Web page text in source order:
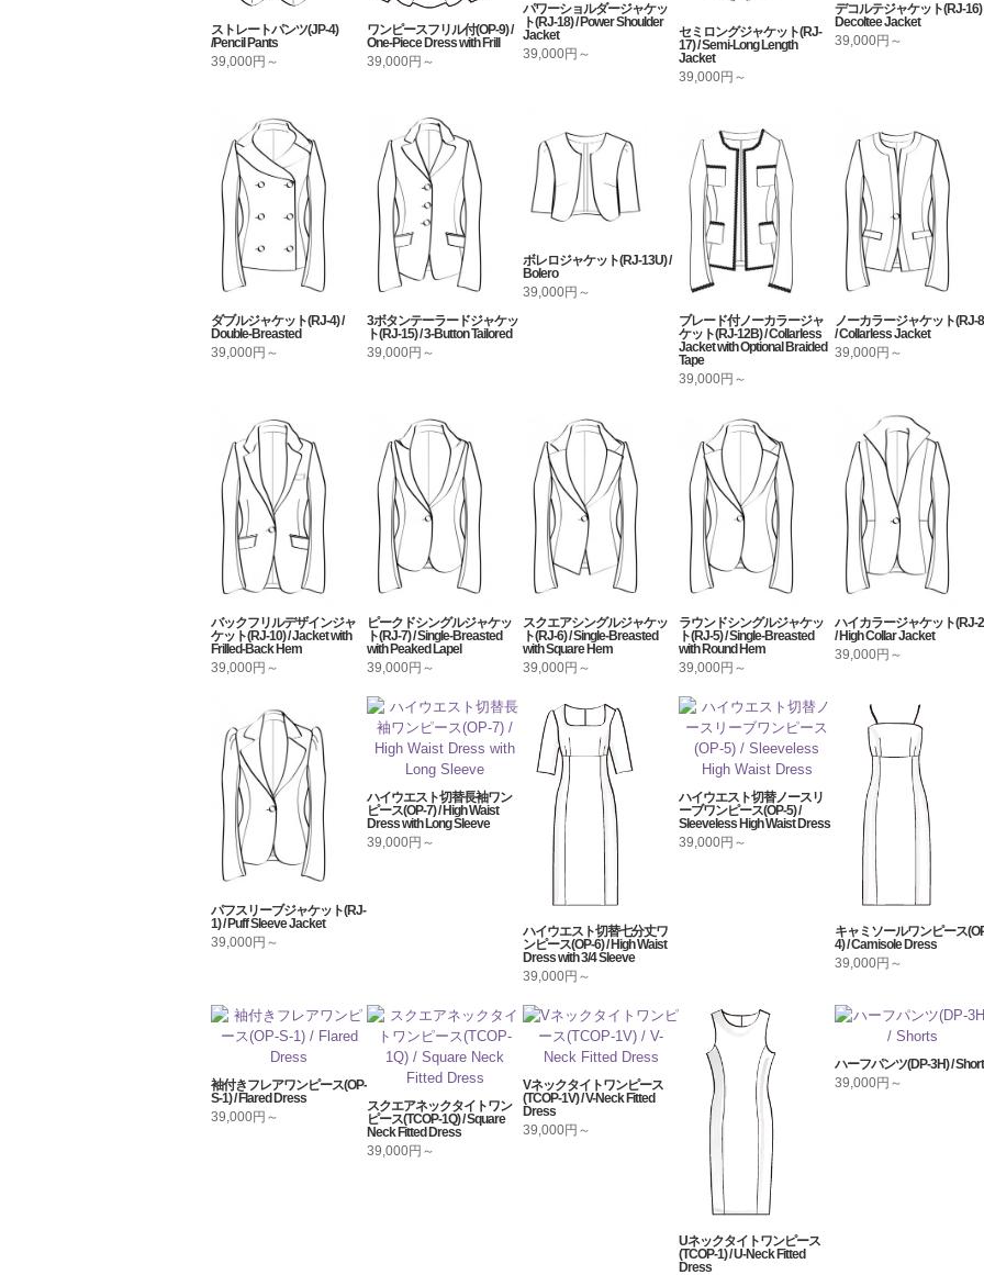
ストレートパンツ(JP-4)
/Pencil Pants
39,000円～
ワンピースフリル付(OP-9) /
One-Piece Dress with Frill
39,000円～
パワーショルダージャケッ
ト(RJ-18) / Power Shoulder
Jacket
39,000円～
セミロングジャケット(RJ-
17) / Semi-Long Length
Jacket
39,000円～
デコルテジャケット(RJ-16)
Decoltee Jacket
39,000円～
ダブルジャケット(RJ-4) /
Double-Breasted
39,000円～
3ボタンテーラードジャケッ
ト(RJ-15) / 3-Button Tailored
39,000円～
ボレロジャケット(RJ-13U) /
Bolero
39,000円～
ブレード付ノーカラージャ
ケット(RJ-12B) / Collarless
Jacket with Optional Braided
Tape
39,000円～
ノーカラージャケット(RJ-
/ Collarless Jacket
39,000円～
バックフリルデザインジャ
ケット(RJ-10) / Jacket with
Frilled-Back Hem
39,000円～
ピークドシングルジャケッ
ト(RJ-7) / Single-Breasted
with Peaked Lapel
39,000円～
スクエアシングルジャケッ
ト(RJ-6) / Single-Breasted
with Square Hem
39,000円～
ラウンドシングルジャケッ
ト(RJ-5) / Single-Breasted
with Round Hem
39,000円～
ハイカラージャケット(RJ-
/ High Collar Jacket
39,000円～
パフスリーブジャケット(RJ-
1) / Puff Sleeve Jacket
39,000円～
ハイウエスト切替長袖ワン
ピース(OP-7) / High Waist
Dress with Long Sleeve
39,000円～
ハイウエスト切替七分丈ワ
ンピース(OP-6) / High Waist
Dress with 3/4 Sleeve
39,000円～
ハイウエスト切替ノースリ
ーブワンピース(OP-5) /
Sleeveless High Waist Dress
39,000円～
キャミソールワンピース
4) / Camisole Dress
39,000円～
袖付きフレアワンピース(OP-
S-1) / Flared Dress
39,000円～
スクエアネックタイトワン
ピース(TCOP-1Q) / Square
Neck Fitted Dress
39,000円～
Vネックタイトワンピース
(TCOP-1V) / V-Neck Fitted
Dress
39,000円～
Uネックタイトワンピース
(TCOP-1) / U-Neck Fitted
Dress
ハーフパンツ(DP-3H) /
39,000円～